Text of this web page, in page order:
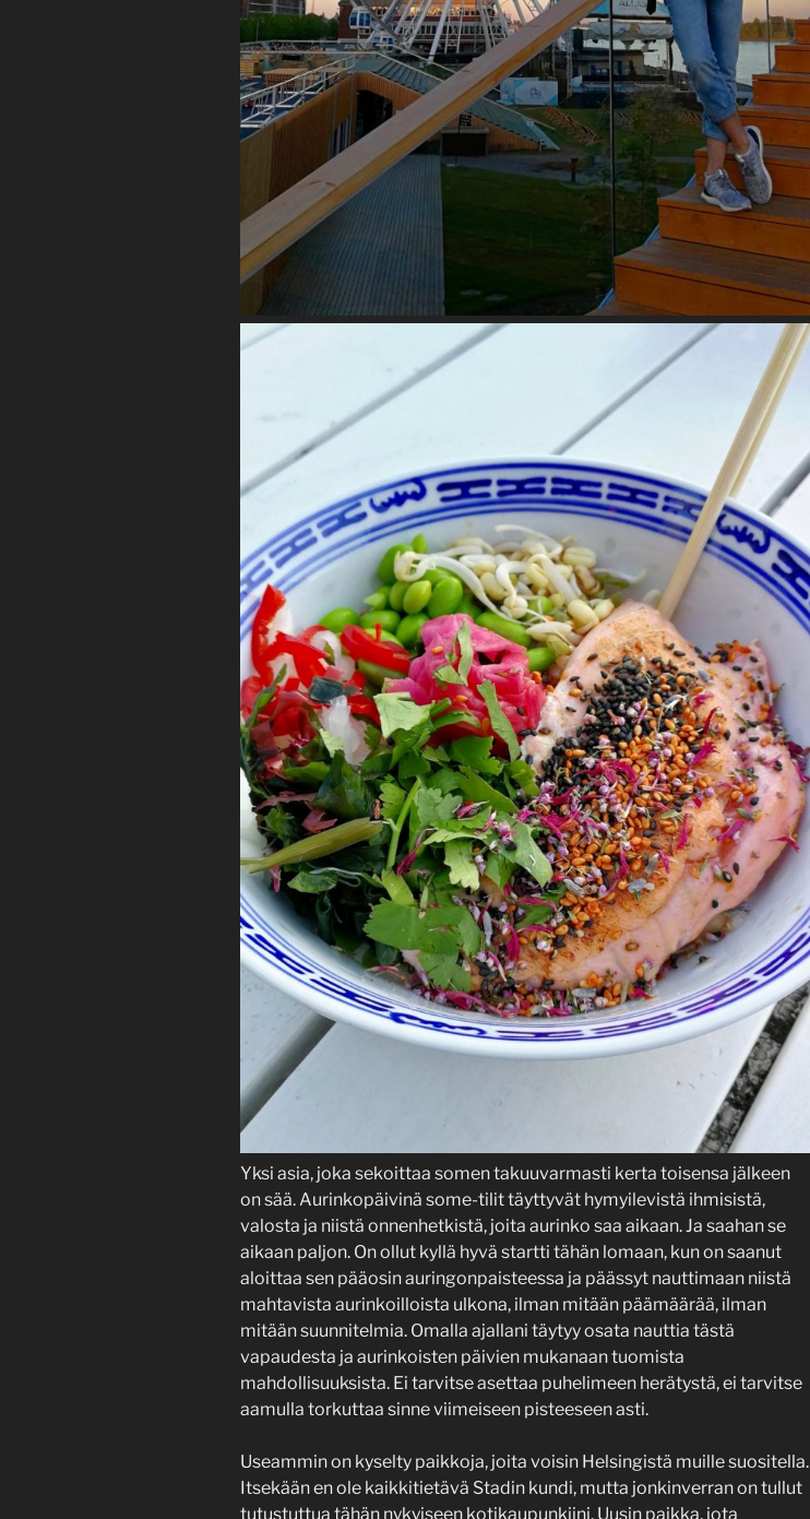
Yksi asia, joka sekoittaa somen takuuvarmasti kerta toisensa jälkeen
on sää. Aurinkopäivinä some-tilit täyttyvät hymyilevistä ihmisistä,
valosta ja niistä onnenhetkistä, joita aurinko saa aikaan. Ja saahan se
aikaan paljon. On ollut kyllä hyvä startti tähän lomaan, kun on saanut
aloittaa sen pääosin auringonpaisteessa ja päässyt nauttimaan niistä
mahtavista aurinkoilloista ulkona, ilman mitään päämäärää, ilman
mitään suunnitelmia. Omalla ajallani täytyy osata nauttia tästä
vapaudesta ja aurinkoisten päivien mukanaan tuomista
mahdollisuuksista. Ei tarvitse asettaa puhelimeen herätystä, ei tarvitse
aamulla torkuttaa sinne viimeiseen pisteeseen asti.
Useammin on kyselty paikkoja, joita voisin Helsingistä muille suositella.
Itsekään en ole kaikkitietävä Stadin kundi, mutta jonkinverran on tullut
tutustuttua tähän nykyiseen kotikaupunkiini. Uusin paikka, jota